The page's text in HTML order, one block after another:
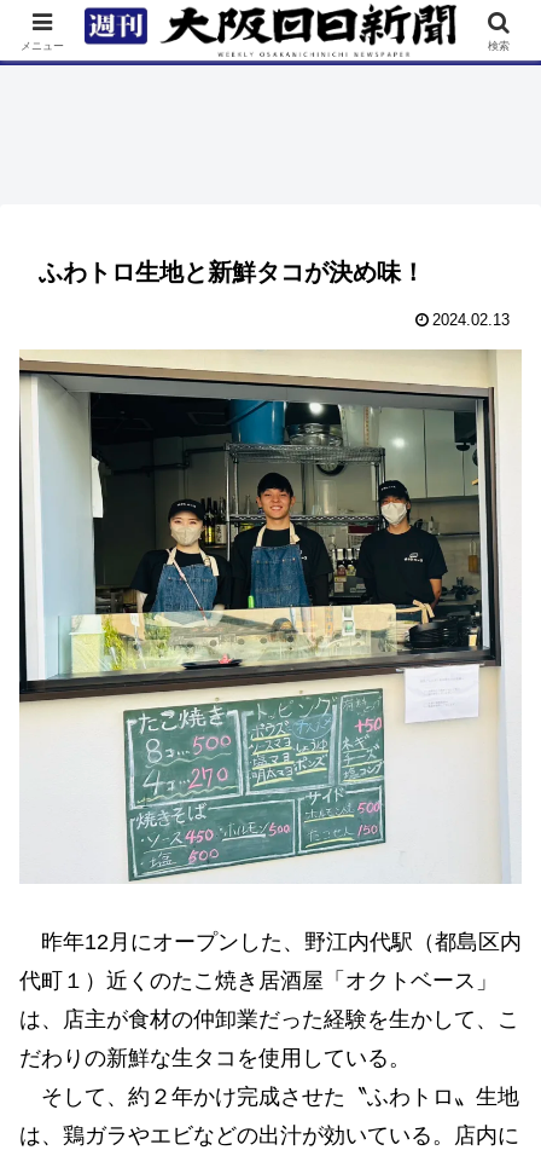
TOP 特集 ニュース 連載 街ネタ イベント
ふわトロ生地と新鮮タコが決め味！
2024.02.13
昨年12月にオープンした、野江内代駅（都島区内
代町１）近くのたこ焼き居酒屋「オクトベース」
は、店主が食材の仲卸業だった経験を生かして、こ
だわりの新鮮な生タコを使用している。
そして、約２年かけ完成させた〝ふわトロ〟生地
は、鶏ガラやエビなどの出汁が効いている。店内に
メニュー 検索